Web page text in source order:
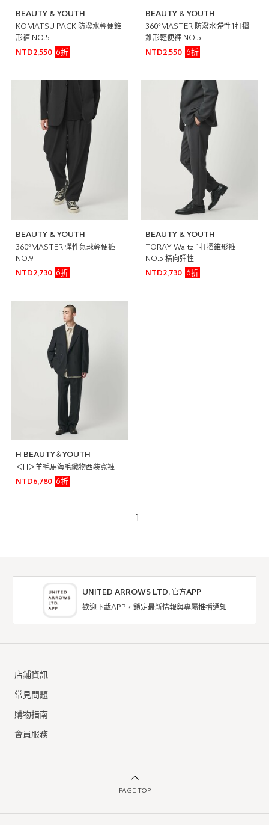
BEAUTY & YOUTH
KOMATSU PACK 防潑水輕便錐
形褲 NO.5
NTD2,550
6折
BEAUTY & YOUTH
360°MASTER 防潑水彈性1打摺
錐形輕便褲 NO.5
NTD2,550
6折
BEAUTY & YOUTH
360°MASTER 彈性氣球輕便褲
NO.9
NTD2,730
6折
BEAUTY & YOUTH
TORAY Waltz 1打摺錐形褲
NO.5 橫向彈性
NTD2,730
6折
H BEAUTY＆YOUTH
＜H＞羊毛馬海毛織物西裝寬褲
NTD6,780
6折
1
UNITED ARROWS LTD. 官方APP
歡迎下載APP，鎖定最新情報與專屬推播通知
店鋪資訊
常見問題
購物指南
會員服務
PAGE TOP